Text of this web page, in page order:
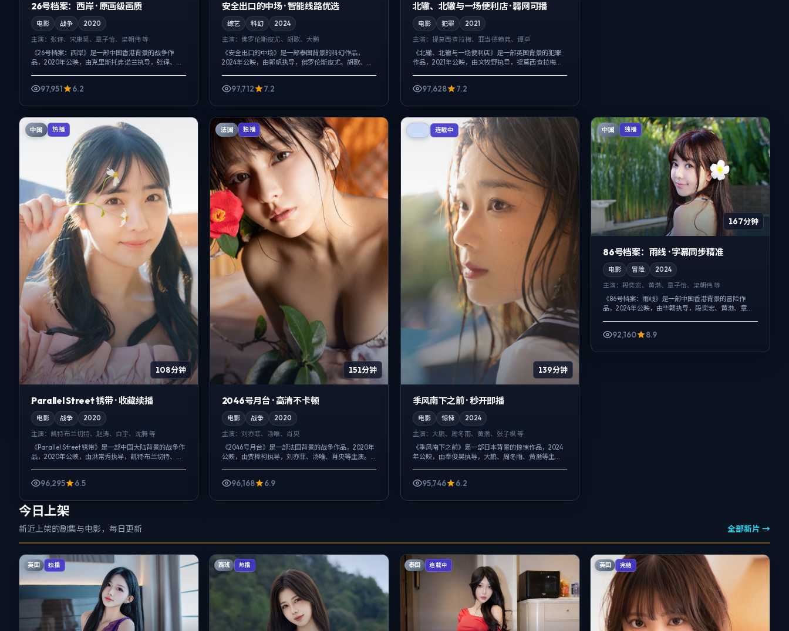
26号档案：西岸 · 原画级画质
电影 战争
2020
主演： 张译、宋康昊、章子怡、梁朝伟 等
《26号档案：西岸》是一部中国香港背景的战争作
品，2020年公映，由克里斯托弗·诺兰执导，张译、宋
97,951 6.2
安全出口的中场 · 智能线路优选
综艺 科幻
2024
主演： 佛罗伦斯·皮尤、胡歌、大鹏
《安全出口的中场》是一部泰国背景的科幻作品，
2024年公映，由郭帆执导，佛罗伦斯·皮尤、胡歌、大
97,712 7.2
北辙、北辙与一场便利店 · 弱网可播
电影 犯罪
2021
主演： 提莫西·查拉梅、亚当·德赖弗、谭卓
《北辙、北辙与一场便利店》是一部英国背景的犯罪
作品，2021年公映，由文牧野执导，提莫西·查拉梅、
97,628 7.2
中国 热播
108分钟
Parallel Street 锈带 · 收藏续播
电影 战争
2020
主演： 凯特·布兰切特、赵涛、白宇、沈腾 等
《Parallel Street 锈带》是一部中国大陆背景的战争作
品，2020年公映，由洪常秀执导，凯特·布兰切特、赵
96,295 6.5
法国 独播
151分钟
2046号月台 · 高清不卡顿
电影 战争
2020
主演： 刘亦菲、汤唯、肖央
《2046号月台》是一部法国背景的战争作品，2020年
公映，由贾樟柯执导，刘亦菲、汤唯、肖央等主演。
96,168 6.9
连载中
139分钟
季风南下之前 · 秒开即播
电影 惊悚
2024
主演： 大鹏、周冬雨、黄渤、张子枫 等
《季风南下之前》是一部日本背景的惊悚作品，2024
年公映，由奉俊昊执导，大鹏、周冬雨、黄渤等主
95,746 6.2
中国 独播
167分钟
86号档案：雨线 · 字幕同步精准
电影 冒险
2024
主演：段奕宏、黄渤、章子怡、梁朝伟 等
《86号档案：雨线》是一部中国香港背景的冒险作
品，2024年公映，由毕赣执导，段奕宏、黄渤、章子
92,160 8.9
今日上架
新近上架的剧集与电影，每日更新 全部新片 →
英国 独播 西班 热播 泰国 连载中 英国 完结